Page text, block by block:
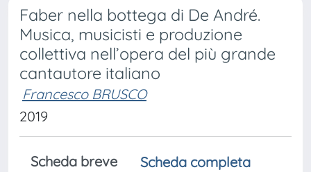
Faber nella bottega di De André.
Musica, musicisti e produzione
collettiva nell’opera del più grande
cantautore italiano
Francesco BRUSCO
2019
Scheda breve
Scheda completa